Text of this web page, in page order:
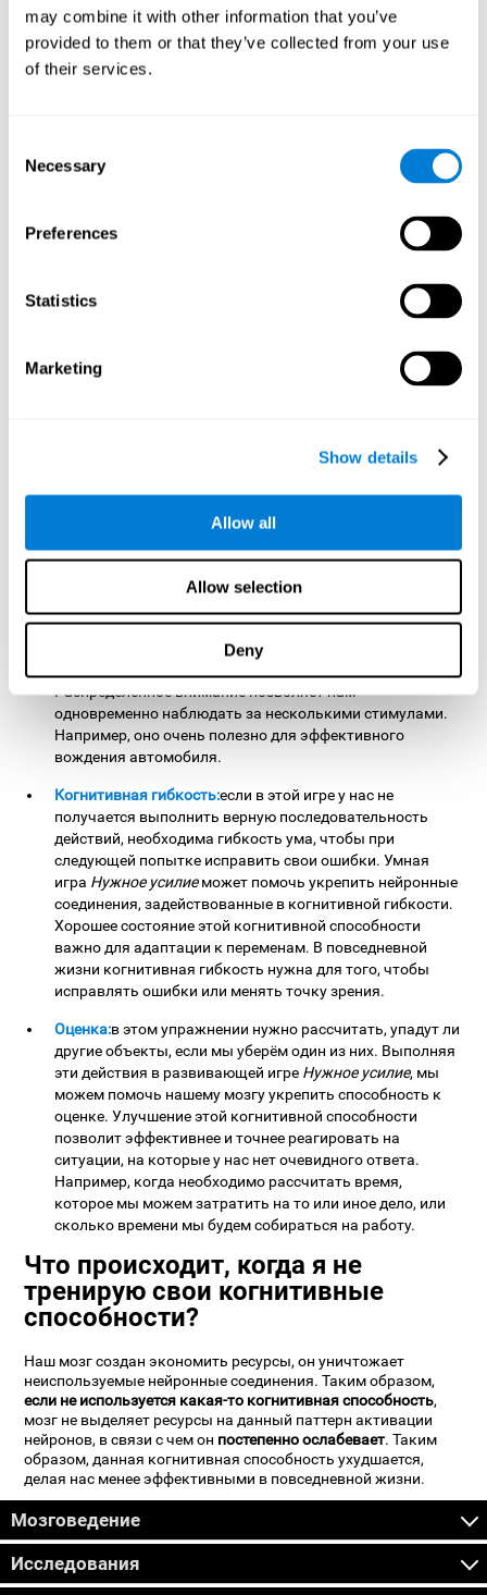
may combine it with other information that you’ve
provided to them or that they’ve collected from your use
of their services.
Selection
Necessary
Preferences
Statistics
Marketing
Show details
Allow all
Allow selection
Deny
определённом порядке. С помощью данного
упражнения для мозга можно улучшить навык
планирования. Хорошее планирование позволяет нам
Пространственное восприятие:
в развивающей игре
предвидеть, как поведёт себя тот или иной объект. Для
способность мы можем тренировать с помощью данной
игры. Хорошее пространственное восприятие позволяет
профессий, например, в архитектуре, дизайне или
когнитивные способности:
необходимо одновременно сосредоточиться на
нескольких объектах и следить за тем, чтобы ни один из
обнаружить, если это случилось. Для этого мы
используем распределённое внимание, которое можно
Распределённое внимание позволяет нам
одновременно наблюдать за несколькими стимулами.
Например, оно очень полезно для эффективного
вождения автомобиля.
Когнитивная гибкость:если в этой игре у нас не
получается выполнить верную последовательность
действий, необходима гибкость ума, чтобы при
следующей попытке исправить свои ошибки. Умная
игра Нужное усилиеможет помочь укрепить нейронные
соединения, задействованные в когнитивной гибкости.
Хорошее состояние этой когнитивной способности
важно для адаптации к переменам. В повседневной
жизни когнитивная гибкость нужна для того, чтобы
исправлять ошибки или менять точку зрения.
Оценка:в этом упражнении нужно рассчитать, упадут ли
другие объекты, если мы уберём один из них. Выполняя
эти действия в развивающей игре Нужное усилие, мы
можем помочь нашему мозгу укрепить способность к
оценке. Улучшение этой когнитивной способности
позволит эффективнее и точнее реагировать на
ситуации, на которые у нас нет очевидного ответа.
Например, когда необходимо рассчитать время,
которое мы можем затратить на то или иное дело, или
сколько времени мы будем собираться на работу.
Что происходит, когда я не
тренирую свои когнитивные
способности?
Наш мозг создан экономить ресурсы, он уничтожает
неиспользуемые нейронные соединения. Таким образом,
если не используется какая-то когнитивная способность,
мозг не выделяет ресурсы на данный паттерн активации
нейронов, в связи с чем он постепенно ослабевает. Таким
образом, данная когнитивная способность ухудшается,
делая нас менее эффективными в повседневной жизни.
Мозговедение
Исследования